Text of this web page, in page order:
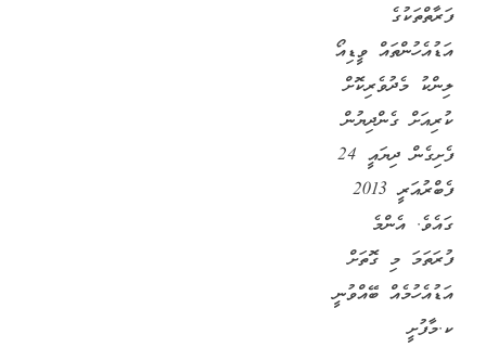
ފަރާތްތަކުގެ
އަޑުއެހުންތައް ވީޑިއޯ
ލިންކު މެދުވެރިކޮށް
ކުރިއަށް ގެންދިޔުން
ފެށިގެން ދިޔައީ 24
ފެބްރުއަރީ 2013
ގައެވެ. އެންމެ
ފުރަތަމަ މި ގޮތަށް
އަޑުއެހުމެއް ބޭއްވުނީ
ކ.މާފުށީ